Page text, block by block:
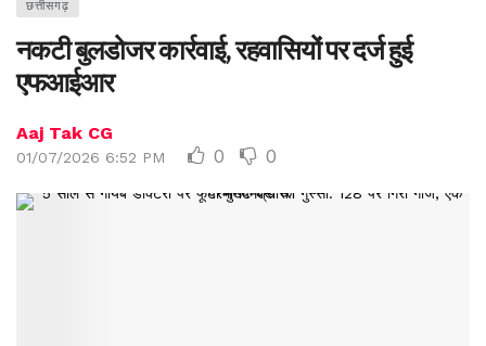
छत्तीसगढ़
नकटी बुलडोजर कार्रवाई, रहवासियों पर दर्ज हुई
एफआईआर
Aaj Tak CG
01/07/2026 6:52 PM 0 0